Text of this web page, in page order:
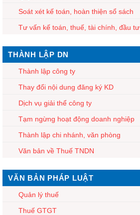
Soát xét kế toán, hoàn thiện sổ sách
Tư vấn kế toán, thuế, tài chính, đầu tư
THÀNH LẬP DN
Thành lập công ty
Thay đổi nội dung đăng ký KD
Dịch vụ giải thể công ty
Tạm ngừng hoạt động doanh nghiệp
Thành lập chi nhánh, văn phòng
Văn bản về Thuế TNDN
VĂN BẢN PHÁP LUẬT
Quản lý thuế
Thuế GTGT